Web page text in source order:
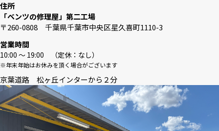
住所
「ベンツの修理屋」第二工場
〒260-0808 千葉県千葉市中央区星久喜町1110-3
営業時間
10:00 〜 19:00 （定休：なし）
※年末年始はお休みを頂く場合がございます
京葉道路 松ヶ丘インターから２分